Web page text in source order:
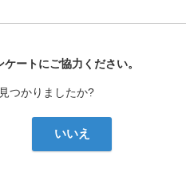
ートにご協力ください。
つかりましたか?
いいえ